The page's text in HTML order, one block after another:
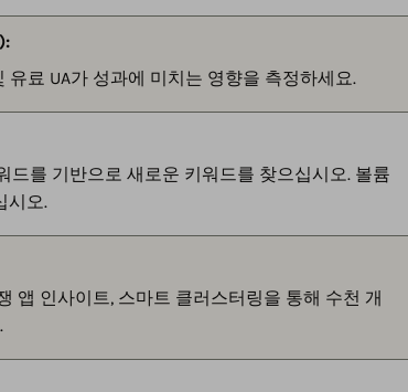
유료 UA가 성과에 미치는 영향을 측정하세요.
드를 기반으로 새로운 키워드를 찾으십시오. 볼륨
시오.
앱 인사이트, 스마트 클러스터링을 통해 수천 개